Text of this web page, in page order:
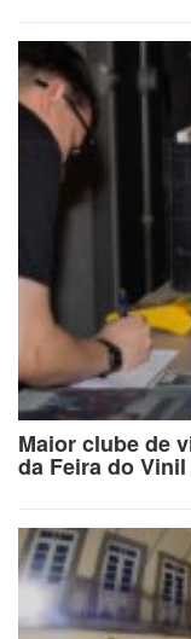
Maior clube de
da Feira do